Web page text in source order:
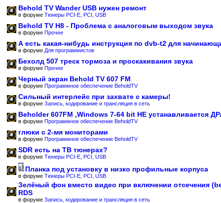
Behold TV Wander USB нужен ремонт
в форуме Тюнеры PCI-E, PCI, USB
Behold TV H8 - Проблема с аналоговым выходом звука
в форуме Прочее
А есть какая-нибудь инструкция по dvb-t2 для
в форуме Для программистов
Бехолд 507 треск тормоза и проскакивания звука
в форуме Прочее
Черный экран Behold TV 607 FM
в форуме Программное обеспечение BeholdTV
Сильный интерлейс при захвате с камеры!
в форуме Запись, кодирование и трансляция в сеть
Beholder 607FM ,Windows 7-64 bit НЕ устанавливается
в форуме Программное обеспечение BeholdTV
глюки с 2-мя мониторами
в форуме Программное обеспечение BeholdTV
SDR есть на ТВ тюнерах?
в форуме Тюнеры PCI-E, PCI, USB
Планка под установку в низко профильные корпуса
в форуме Тюнеры PCI-E, PCI, USB
Зелёный фон вместо видео при включении отсечения
RDS
в форуме Запись, кодирование и трансляция в сеть